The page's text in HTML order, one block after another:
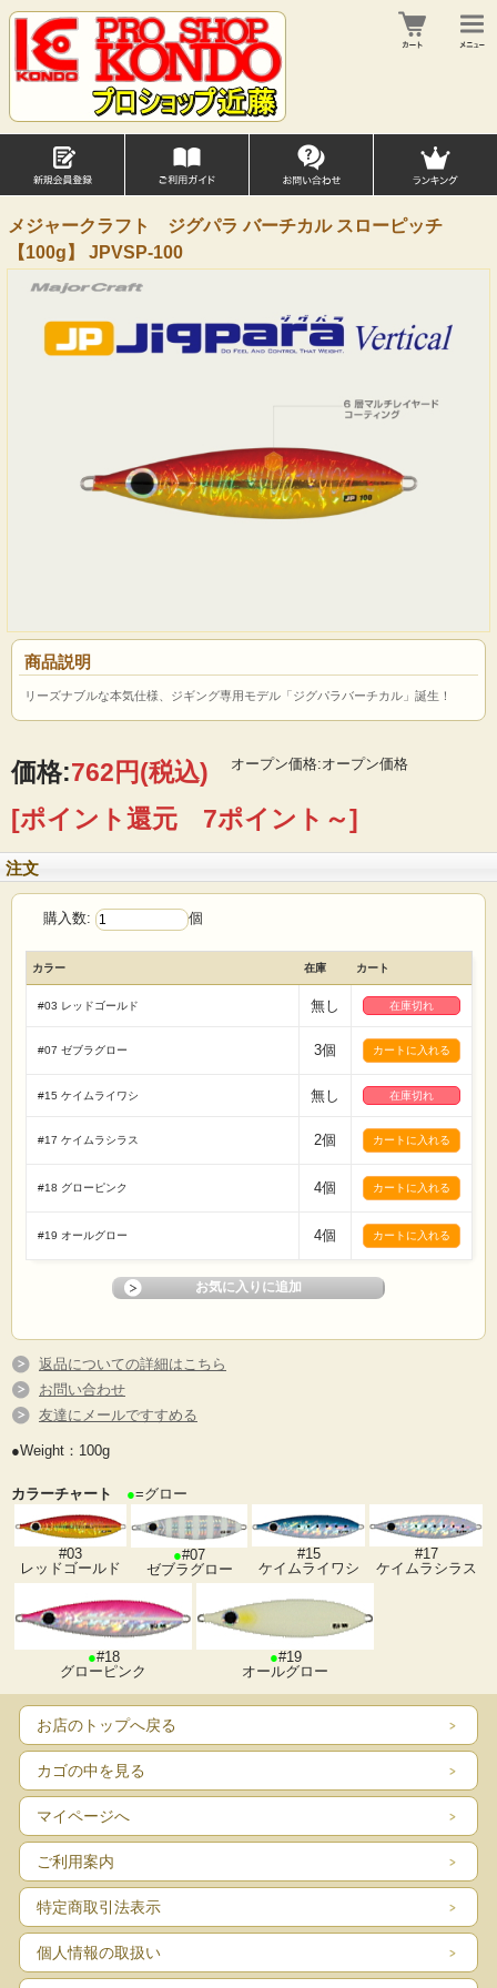
メジャークラフト ジグパラ バーチカル スローピッチ
【100g】 JPVSP-100
商品説明
リーズナブルな本気仕様、ジギング専用モデル「ジグパラバーチカル」誕生！
価格:762円(税込) オープン価格:オープン価格
[ポイント還元 7ポイント～]
注文
購入数: 個
カラー 在庫 カート
#03 レッドゴールド 無し 在庫切れ
#07 ゼブラグロー 3個
#15 ケイムライワシ 無し 在庫切れ
#17 ケイムラシラス 2個
#18 グローピンク 4個
#19 オールグロー 4個
返品についての詳細はこちら
お問い合わせ
友達にメールですすめる
●Weight：100g
カラーチャート ●=グロー
#03
レッドゴールド
●#07
ゼブラグロー
#15
ケイムライワシ
#17
ケイムラシラス
●#18
グローピンク
●#19
オールグロー
お店のトップへ戻る
カゴの中を見る
マイページへ
ご利用案内
特定商取引法表示
個人情報の取扱い